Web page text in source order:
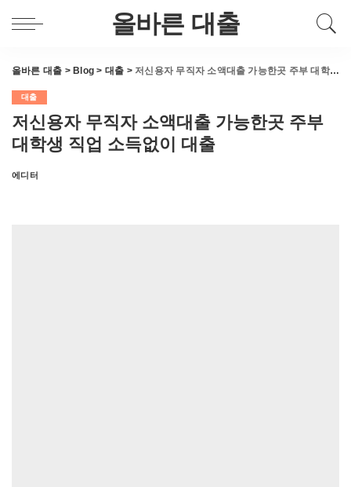
올바른 대출
올바른 대출 > Blog > 대출 > 저신용자 무직자 소액대출 가능한곳 주부 대학생 직업 소득없이 대출
대출
저신용자 무직자 소액대출 가능한곳 주부
대학생 직업 소득없이 대출
Posted
에디터